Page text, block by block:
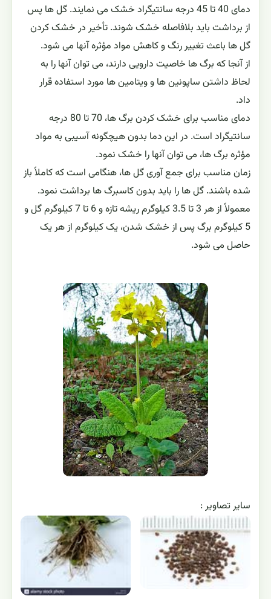
دمای 40 تا 45 درجه سانتیگراد خشک می نمایند. گل ها پس
از برداشت باید بلافاصله خشک شوند. تأخیر در خشک کردن
گل ها باعث تغییر رنگ و کاهش مواد مؤثره آنها می شود.
از آنجا که برگ ها خاصیت دارویی دارند، می توان آنها را به
لحاظ داشتن ساپونین ها و ویتامین ها مورد استفاده قرار
داد.
دمای مناسب برای خشک کردن برگ ها، 70 تا 80 درجه
سانتیگراد است. در این دما بدون هیچگونه آسیبی به مواد
مؤثره برگ ها، می توان آنها را خشک نمود.
زمان مناسب برای جمع آوری گل ها، هنگامی است که کاملاً باز
شده باشند. گل ها را باید بدون کاسبرگ ها برداشت نمود.
معمولاً از هر 3 تا 3.5 کیلوگرم ریشه تازه و 6 تا 7 کیلوگرم گل و
5 کیلوگرم برگ پس از خشک شدن، یک کیلوگرم از هر یک
حاصل می شود.
ساير تصاوير :